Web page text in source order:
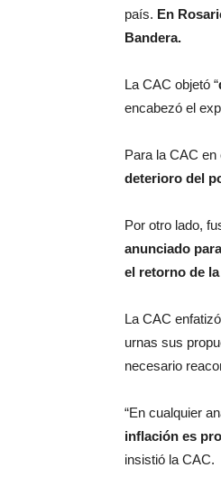
país. En
Bandera.
La CAC objetó “
encabezó el
Para la CAC en
deterioro del
Por otro lado,
anunciado
el retorno de
La CAC
urnas sus
necesario
“En cualquier
inflación es
insistió la CAC.